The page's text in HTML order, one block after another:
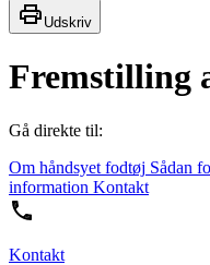
Udskriv
Fremstilling
Gå direkte til:
Om håndsyet fodtøj Sådan
information Kontakt
Kontakt